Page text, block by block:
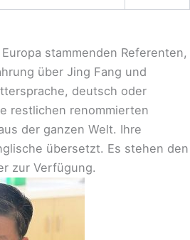
stammenden Referenten,
über Jing Fang und
deutsch oder
restlichen renommierten
der ganzen Welt. Ihre
übersetzt. Es stehen den
zur Verfügung.